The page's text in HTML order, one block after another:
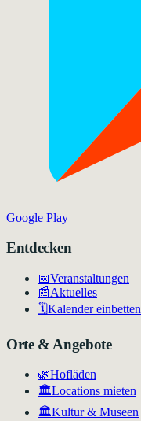
Google Play
Entdecken
📅Veranstaltungen
📰Aktuelles
🗓️Kalender einbetten
Orte & Angebote
🌿Hofläden
🏛️Locations mieten
🏛Kultur & Museen